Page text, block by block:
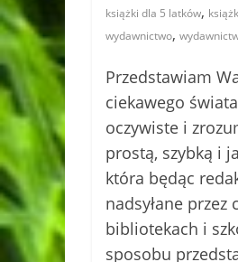
książki dla 5 latków,
wydawnictwo,
Przedstawiam
ciekawego
oczywiste i
prostą, szybką i
która będąc
nadsyłane
bibliotekach i
sposobu